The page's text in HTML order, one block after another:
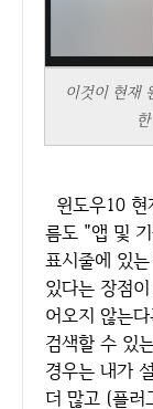
이것이 현재
윈도우10 현재의 프로그램 추가 및 제거 화면인데 이
름도 "앱 및
표시줄에 있
있다는 장점
어오지 않는
검색할 수 있
경우는 내가
더 많고 (플러